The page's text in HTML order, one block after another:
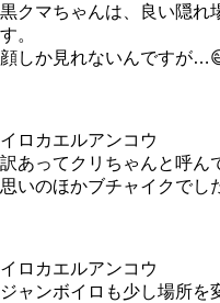
黒クマちゃんは、良い隠れ
す。
顔しか見れないんですが
イロカエルアンコウ
訳あってクリちゃんと呼ん
思いのほかブチャイクでし
イロカエルアンコウ
ジャンボイロも少し場所を